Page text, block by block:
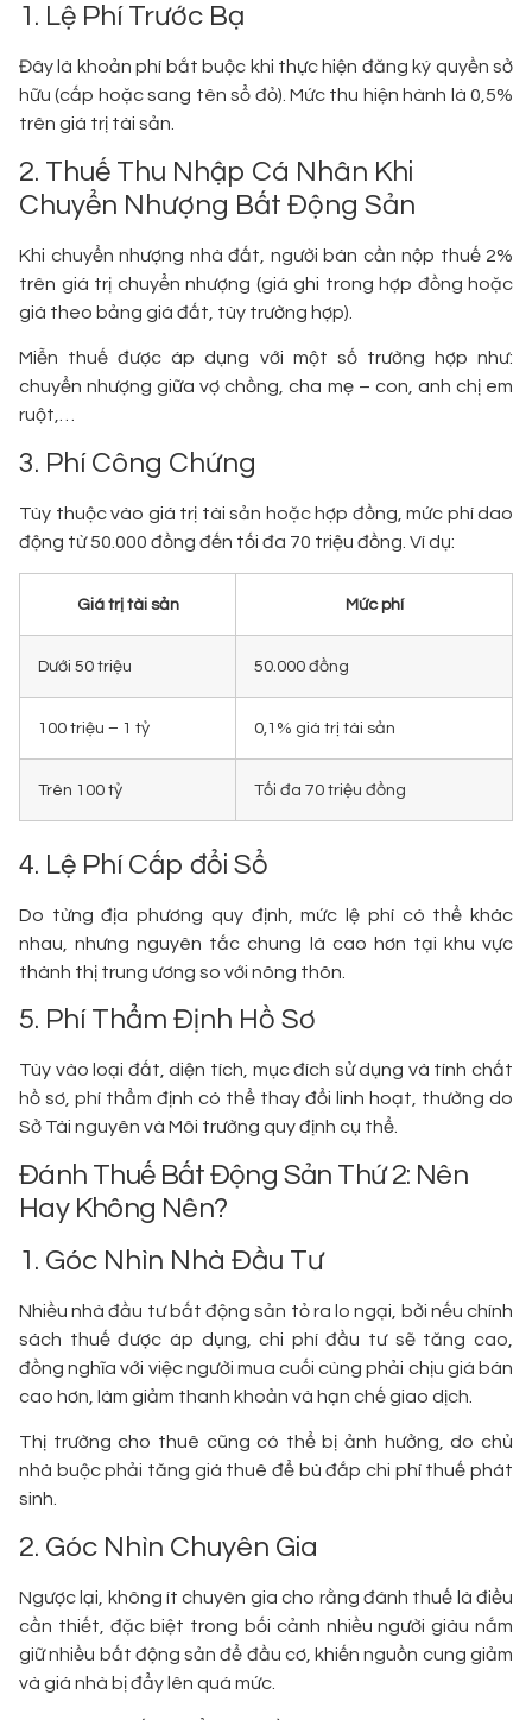
1. Lệ Phí Trước Bạ
Đây là khoản phí bắt buộc khi thực hiện đăng ký quyền sở
hữu (cấp hoặc sang tên sổ đỏ). Mức thu hiện hành là 0,5%
trên giá trị tài sản.
2. Thuế Thu Nhập Cá Nhân Khi
Chuyển Nhượng Bất Động Sản
Khi chuyển nhượng nhà đất, người bán cần nộp thuế 2%
trên giá trị chuyển nhượng (giá ghi trong hợp đồng hoặc
giá theo bảng giá đất, tùy trường hợp).
Miễn thuế được áp dụng với một số trường hợp như:
chuyển nhượng giữa vợ chồng, cha mẹ – con, anh chị em
ruột,…
3. Phí Công Chứng
Tùy thuộc vào giá trị tài sản hoặc hợp đồng, mức phí dao
động từ 50.000 đồng đến tối đa 70 triệu đồng. Ví dụ:
Giá trị tài sản Mức phí
Dưới 50 triệu 50.000 đồng
100 triệu – 1 tỷ 0,1% giá trị tài sản
Trên 100 tỷ Tối đa 70 triệu đồng
4. Lệ Phí Cấp đổi Sổ
Do từng địa phương quy định, mức lệ phí có thể khác
nhau, nhưng nguyên tắc chung là cao hơn tại khu vực
thành thị trung ương so với nông thôn.
5. Phí Thẩm Định Hồ Sơ
Tùy vào loại đất, diện tích, mục đích sử dụng và tính chất
hồ sơ, phí thẩm định có thể thay đổi linh hoạt, thường do
Sở Tài nguyên và Môi trường quy định cụ thể.
Đánh Thuế Bất Động Sản Thứ 2: Nên
Hay Không Nên?
1. Góc Nhìn Nhà Đầu Tư
Nhiều nhà đầu tư bất động sản tỏ ra lo ngại, bởi nếu chính
sách thuế được áp dụng, chi phí đầu tư sẽ tăng cao,
đồng nghĩa với việc người mua cuối cùng phải chịu giá bán
cao hơn, làm giảm thanh khoản và hạn chế giao dịch.
Thị trường cho thuê cũng có thể bị ảnh hưởng, do chủ
nhà buộc phải tăng giá thuê để bù đắp chi phí thuế phát
sinh.
2. Góc Nhìn Chuyên Gia
Ngược lại, không ít chuyên gia cho rằng đánh thuế là điều
cần thiết, đặc biệt trong bối cảnh nhiều người giàu nắm
giữ nhiều bất động sản để đầu cơ, khiến nguồn cung giảm
và giá nhà bị đẩy lên quá mức.